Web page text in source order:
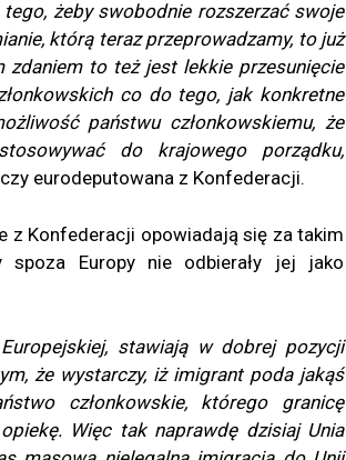
żeby swobodnie rozszerzać swoje
którą teraz przeprowadzamy, to już
zdaniem to też jest lekkie przesunięcie
co do tego, jak konkretne
państwu członkowskiemu, że
do krajowego porządku,
eurodeputowana z Konfederacji.
z Konfederacji opowiadają się za takim
spoza Europy nie odbierały jej jako
stawiają w dobrej pozycji
że wystarczy, iż imigrant poda jakąś
członkowskie, którego granicę
Więc tak naprawdę dzisiaj Unia